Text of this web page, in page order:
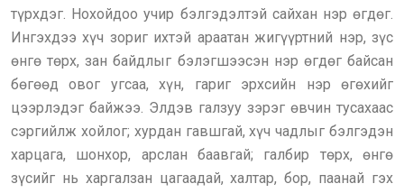
түрхдэг. Нохойдоо учир бэлгэдэлтэй сайхан нэр өгдөг.
Ингэхдээ хүч зориг ихтэй араатан жигүүртний нэр, зүс
өнгө төрх, зан байдлыг бэлэгшээсэн нэр өгдөг байсан
бөгөөд овог угсаа, хүн, гариг эрхсийн нэр өгөхийг
цээрлэдэг байжээ. Элдэв галзуу зэрэг өвчин тусахаас
сэргийлж хойлог; хурдан гавшгай, хүч чадлыг бэлгэдэн
харцага, шонхор, арслан баавгай; галбир төрх, өнгө
зүсийг нь харгалзан цагаадай, халтар, бор, паанай гэх